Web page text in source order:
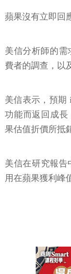
蘋果沒有立即回
美信分析師的需
費者的調查，以
美信表示，預期
功能而返回成長
果估值折價所抵
美信在研究報告
用在蘋果獲利峰